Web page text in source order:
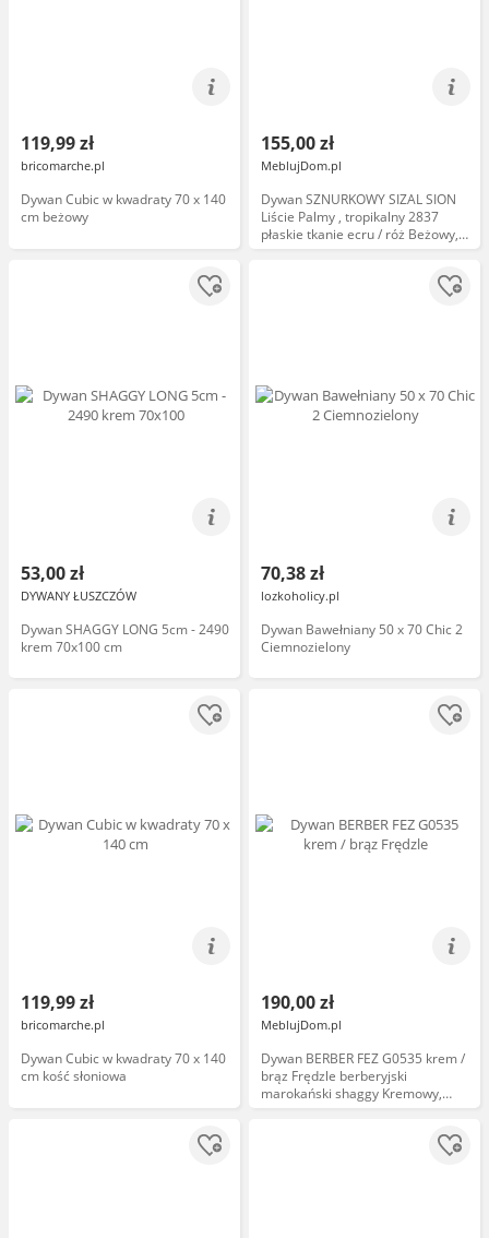
119,99 zł
bricomarche.pl
Dywan Cubic w kwadraty 70 x 140
cm beżowy
155,00 zł
MeblujDom.pl
Dywan SZNURKOWY SIZAL SION
Liście Palmy , tropikalny 2837
płaskie tkanie ecru / róż Beżowy,
70x300
53,00 zł
DYWANY ŁUSZCZÓW
Dywan SHAGGY LONG 5cm - 2490
krem 70x100 cm
70,38 zł
lozkoholicy.pl
Dywan Bawełniany 50 x 70 Chic 2
Ciemnozielony
119,99 zł
bricomarche.pl
Dywan Cubic w kwadraty 70 x 140
cm kość słoniowa
190,00 zł
MeblujDom.pl
Dywan BERBER FEZ G0535 krem /
brąz Frędzle berberyjski
marokański shaggy Kremowy,
70x200